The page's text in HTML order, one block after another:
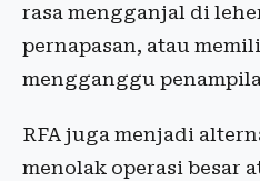
rasa mengganjal di
pernapasan, atau
mengganggu
RFA juga menjadi
menolak operasi besar